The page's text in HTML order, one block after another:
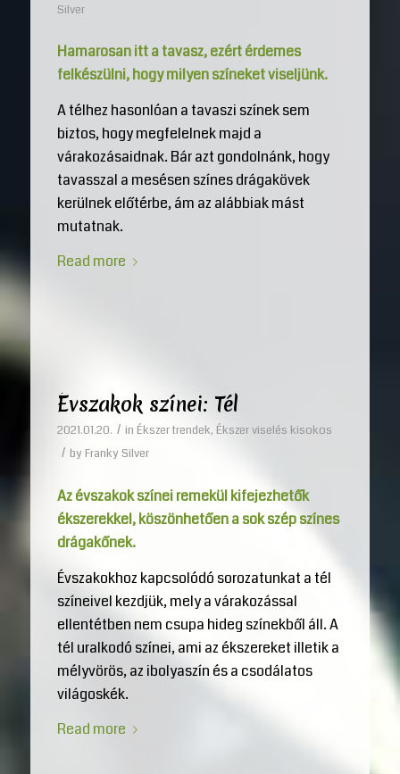
Silver
Hamarosan itt a tavasz, ezért érdemes
felkészülni, hogy milyen színeket viseljünk.
A télhez hasonlóan a tavaszi színek sem
biztos, hogy megfelelnek majd a
várakozásaidnak. Bár azt gondolnánk, hogy
tavasszal a mesésen színes drágakövek
kerülnek előtérbe, ám az alábbiak mást
mutatnak.
Read more
Évszakok színei: Tél
2021.01.20. / in Ékszer trendek, Ékszer viselés kisokos
/ byFranky Silver
Az évszakok színei remekül kifejezhetők
ékszerekkel, köszönhetően a sok szép színes
drágakőnek.
Évszakokhoz kapcsolódó sorozatunkat a tél
színeivel kezdjük, mely a várakozással
ellentétben nem csupa hideg színekből áll. A
tél uralkodó színei, ami az ékszereket illetik a
mélyvörös, az ibolyaszín és a csodálatos
világoskék.
Read more